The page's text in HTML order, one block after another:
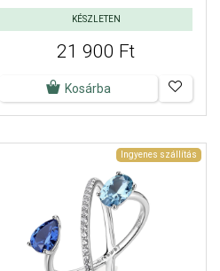
KÉSZLETEN
21 900 Ft
Kosárba
Ingyenes szállítás